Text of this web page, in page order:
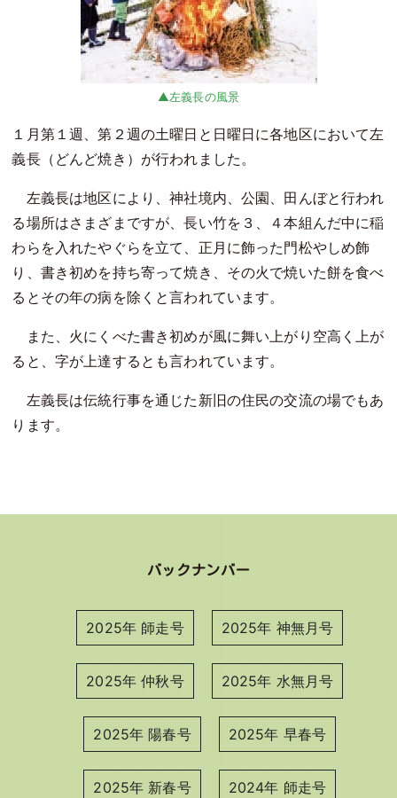
左義長の風景
１月第１週、第２週の土曜日と日曜日に各地区において左
義長（どんど焼き）が行われました。
左義長は地区により、神社境内、公園、田んぼと行われ
る場所はさまざまですが、長い竹を３、４本組んだ中に稲
わらを入れたやぐらを立て、正月に飾った門松やしめ飾
り、書き初めを持ち寄って焼き、その火で焼いた餅を食べ
るとその年の病を除くと言われています。
また、火にくべた書き初めが風に舞い上がり空高く上が
ると、字が上達するとも言われています。
左義長は伝統行事を通じた新旧の住民の交流の場でもあ
ります。
バックナンバー
2025年 師走号 2025年 神無月号
2025年 仲秋号 2025年 水無月号
2025年 陽春号 2025年 早春号
2025年 新春号 2024年 師走号